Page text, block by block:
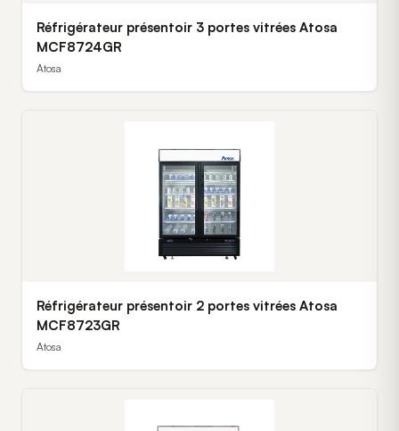
Réfrigérateur présentoir 3 portes vitrées Atosa
MCF8724GR
Atosa
Réfrigérateur présentoir 2 portes vitrées Atosa
MCF8723GR
Atosa